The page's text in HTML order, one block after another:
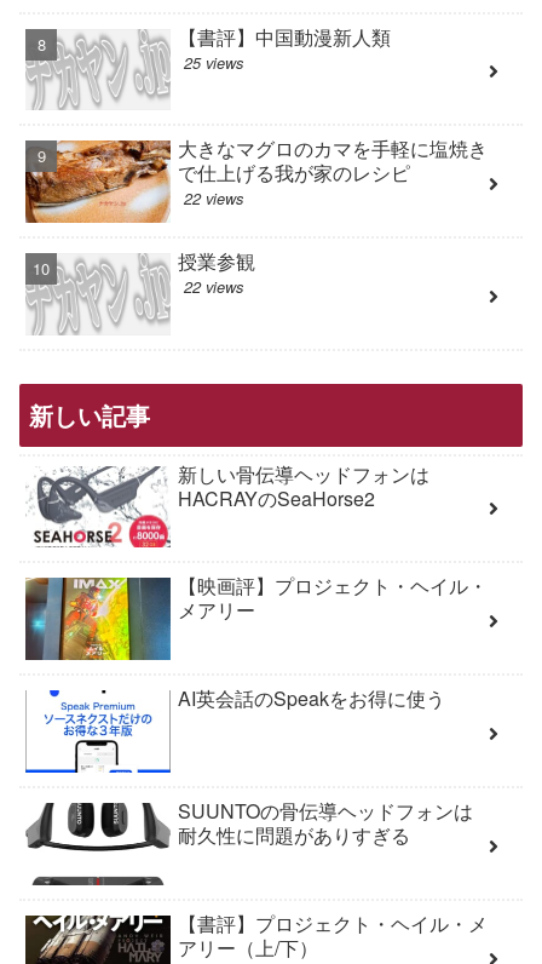
【書評】中国動漫新人類
25 views
大きなマグロのカマを手軽に塩焼き
で仕上げる我が家のレシピ
22 views
授業参観
22 views
新しい記事
新しい骨伝導ヘッドフォンは
HACRAYのSeaHorse2
【映画評】プロジェクト・ヘイル・
メアリー
AI英会話のSpeakをお得に使う
SUUNTOの骨伝導ヘッドフォンは
耐久性に問題がありすぎる
【書評】プロジェクト・ヘイル・メ
アリー（上/下）